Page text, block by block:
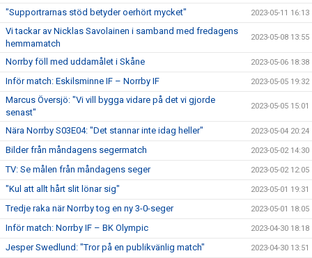
"Supportrarnas stöd betyder oerhört mycket" 2023-05-11 16:13
Vi tackar av Nicklas Savolainen i samband med fredagens
hemmamatch
2023-05-08 13:55
Norrby föll med uddamålet i Skåne 2023-05-06 18:38
Inför match: Eskilsminne IF – Norrby IF 2023-05-05 19:32
Marcus Översjö: "Vi vill bygga vidare på det vi gjorde
senast"
2023-05-05 15:01
Nära Norrby S03E04: "Det stannar inte idag heller" 2023-05-04 20:24
Bilder från måndagens segermatch 2023-05-02 14:30
TV: Se målen från måndagens seger 2023-05-02 12:05
"Kul att allt hårt slit lönar sig" 2023-05-01 19:31
Tredje raka när Norrby tog en ny 3-0-seger 2023-05-01 18:05
Inför match: Norrby IF – BK Olympic 2023-04-30 18:18
Jesper Swedlund: "Tror på en publikvänlig match" 2023-04-30 13:51